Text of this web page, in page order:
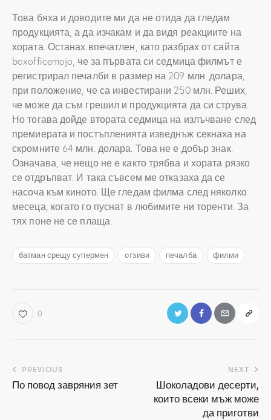
Това бяха и доводите ми да не отида да гледам
продукцията, а да изчакам и да видя реакциите на
хората. Останах впечатлен, като разбрах от сайта
boxofficemojo, че за първата си седмица филмът е
регистрирал печалби в размер на 209 млн. долара,
при положение, че са инвестирани 250 млн. Реших,
че може да съм грешил и продукцията да си струва.
Но тогава дойде втората седмица на излъчване след
премиерата и постъпленията изведнъж секнаха на
скромните 64 млн. долара. Това не е добър знак.
Означава, че нещо не е както трябва и хората рязко
се отдръпват. И така съвсем ме отказаха да се
насоча към киното. Ще гледам филма след няколко
месеца, когато го пуснат в любимите ни торенти. За
тях поне не се плаща.
батман срещу супермен отзиви печалба филми
0
Навигация
PREVIOUS
По повод завряния зет
NEXT
Шоколадови десерти,
които всеки мъж може
да приготви